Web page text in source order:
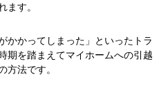
ます。
かかってしまった」といったトラ
期を踏まえてマイホームへの引越
方法です。